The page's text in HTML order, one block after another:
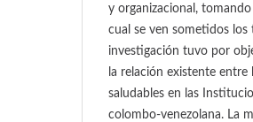
y organizacional,
cual se ven sometidos los
investigación tuvo por
la relación existente entre
saludables en las
colombo-venezolana. La